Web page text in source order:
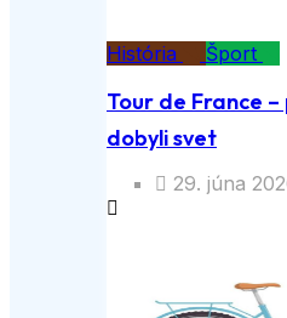
História Šport
Tour de France
dobyli svet
29. júna